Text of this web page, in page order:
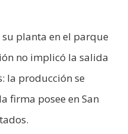
planta en el parque
no implicó la salida
la producción se
firma posee en San